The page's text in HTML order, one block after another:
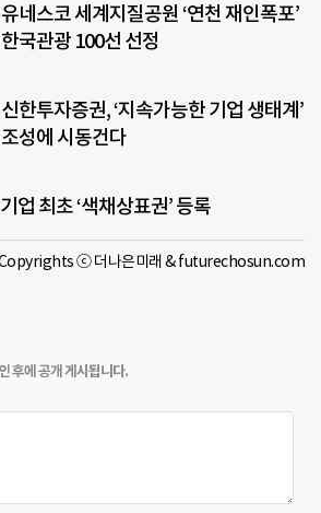
유네스코 세계지질공원 ‘연천 재인폭포’
한국관광 100선 선정
신한투자증권, ‘지속가능한 기업 생태계’
조성에 시동건다
업 최초 ‘색채상표권’ 등록
ⓒ 더나은미래 & futurechosun.com